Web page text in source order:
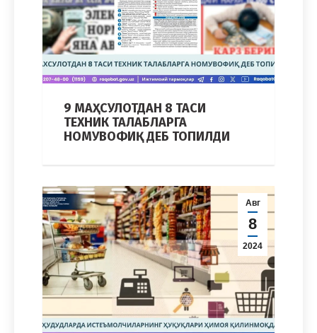
9 МАҲСУЛОТДАН 8 ТАСИ
ТЕХНИК ТАЛАБЛАРГА
НОМУВОФИҚ ДЕБ ТОПИЛДИ
Авг
8
2024